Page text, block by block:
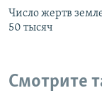
Число жертв
50 тысяч
Смотрите